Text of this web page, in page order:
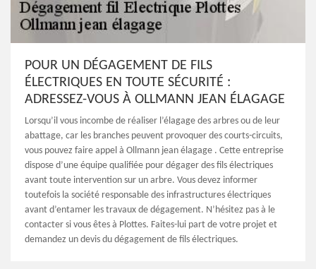
POUR UN DÉGAGEMENT DE FILS
ÉLECTRIQUES EN TOUTE SÉCURITÉ :
ADRESSEZ-VOUS À OLLMANN JEAN ÉLAGAGE
Lorsqu’il vous incombe de réaliser l’élagage des arbres ou de leur
abattage, car les branches peuvent provoquer des courts-circuits,
vous pouvez faire appel à Ollmann jean élagage . Cette entreprise
dispose d’une équipe qualifiée pour dégager des fils électriques
avant toute intervention sur un arbre. Vous devez informer
toutefois la société responsable des infrastructures électriques
avant d’entamer les travaux de dégagement. N’hésitez pas à le
contacter si vous êtes à Plottes. Faites-lui part de votre projet et
demandez un devis du dégagement de fils électriques.